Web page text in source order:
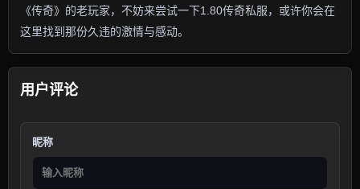
《传奇》的老玩家，不妨来尝试一下1.80传奇私服，或许你会在
这里找到那份久违的激情与感动。
用户评论
昵称